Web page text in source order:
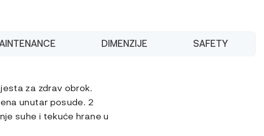
DIMENZIJE SAFETY
za zdrav obrok.
unutar posude. 2
suhe i tekuće hrane u